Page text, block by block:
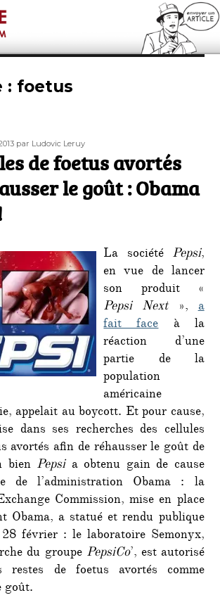
: foetus
Auteur
par Ludovic Leruy
de foetus avortés
le goût : Obama
La société Pepsi,
en vue de lancer
son produit «
Pepsi Next»,a
fait faceà la
réaction d’une
partie de la
population
américaine
appelait au boycott. Et pour cause,
dans ses recherches des cellules
avortés afin de réhausser le goût de
bien Pepsia obtenu gain de cause
de l’administration Obama : la
Commission, mise en place
Obama, a statué et rendu publique
février : le laboratoire Semonyx,
du groupe PepsiCo’, est autorisé
de foetus avortés comme
goût.